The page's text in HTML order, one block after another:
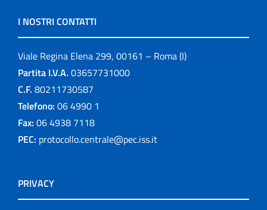
I NOSTRI CONTATTI
Viale Regina Elena 299, 00161 – Roma (I)
Partita I.V.A. 03657731000
C.F. 80211730587
Telefono: 06 4990 1
Fax: 06 4938 7118
PEC: protocollo.centrale@pec.iss.it
PRIVACY